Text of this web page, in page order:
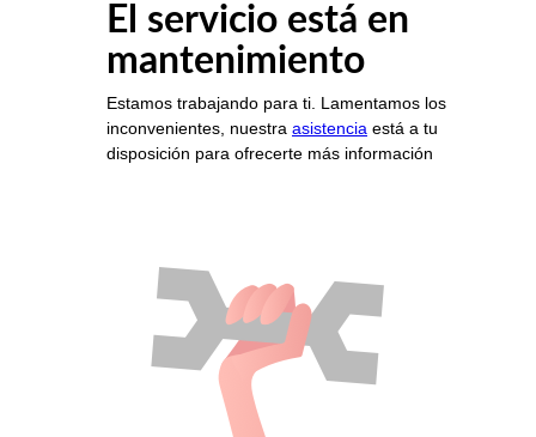
El servicio está en
mantenimiento
Estamos trabajando para ti. Lamentamos los
inconvenientes, nuestra asistencia está a tu
disposición para ofrecerte más información